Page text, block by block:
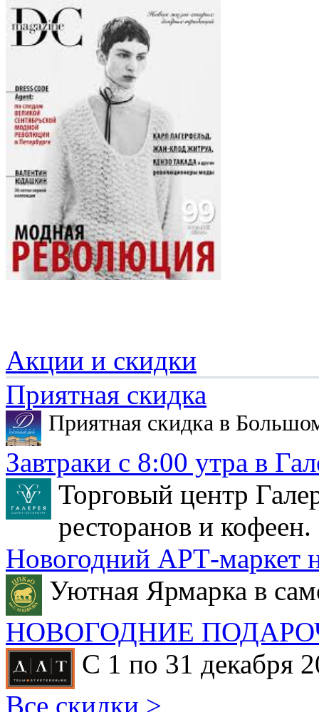
Акции и скидки
Приятная скидка
Приятная скидка в
Завтраки с 8:00 утра в
Торговый центр
ресторанов и кофеен.
Новогодний АРТ-маркет
Уютная Ярмарка в
НОВОГОДНИЕ
С 1 по 31 декабря
Все скидки >